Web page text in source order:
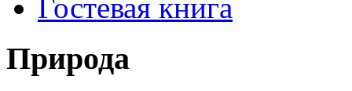
Гостевая книга
Природа